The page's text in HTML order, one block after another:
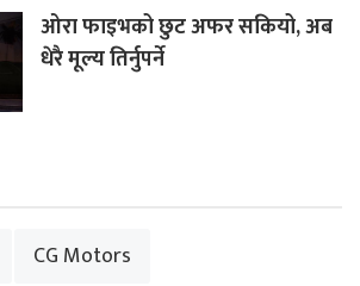
ओरा फाइभको छुट अफर सकियो, अब
धेरै मूल्य तिर्नुपर्ने
CG Motors